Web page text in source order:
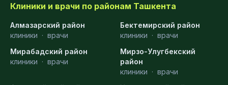
Клиники и врачи по районам Ташкента
Алмазарский район
клиники · врачи
Бектемирский район
клиники · врачи
Мирабадский район
клиники · врачи
Мирзо-Улугбекский
район
клиники · врачи